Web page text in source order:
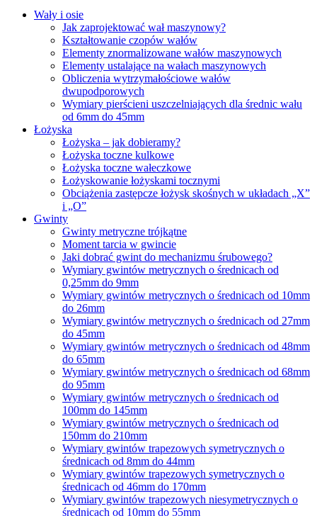
Wały i osie
Jak zaprojektować wał maszynowy?
Kształtowanie czopów wałów
Elementy znormalizowane wałów maszynowych
Elementy ustalające na wałach maszynowych
Obliczenia wytrzymałościowe wałów
dwupodporowych
Wymiary pierścieni uszczelniających dla średnic wału
od 6mm do 45mm
Łożyska
Łożyska – jak dobieramy?
Łożyska toczne kulkowe
Łożyska toczne wałeczkowe
Łożyskowanie łożyskami tocznymi
Obciążenia zastępcze łożysk skośnych w układach „X”
i „O”
Gwinty
Gwinty metryczne trójkątne
Moment tarcia w gwincie
Jaki dobrać gwint do mechanizmu śrubowego?
Wymiary gwintów metrycznych o średnicach od
0,25mm do 9mm
Wymiary gwintów metrycznych o średnicach od 10mm
do 26mm
Wymiary gwintów metrycznych o średnicach od 27mm
do 45mm
Wymiary gwintów metrycznych o średnicach od 48mm
do 65mm
Wymiary gwintów metrycznych o średnicach od 68mm
do 95mm
Wymiary gwintów metrycznych o średnicach od
100mm do 145mm
Wymiary gwintów metrycznych o średnicach od
150mm do 210mm
Wymiary gwintów trapezowych symetrycznych o
średnicach od 8mm do 44mm
Wymiary gwintów trapezowych symetrycznych o
średnicach od 46mm do 170mm
Wymiary gwintów trapezowych niesymetrycznych o
średnicach od 10mm do 55mm